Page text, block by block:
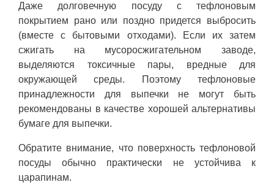
Даже долговечную посуду с тефлоновым
покрытием рано или поздно придется выбросить
(вместе с бытовыми отходами). Если их затем
сжигать на мусоросжигательном заводе,
выделяются токсичные пары, вредные для
окружающей среды. Поэтому тефлоновые
принадлежности для выпечки не могут быть
рекомендованы в качестве хорошей альтернативы
бумаге для выпечки.
Обратите внимание, что поверхность тефлоновой
посуды обычно практически не устойчива к
царапинам.